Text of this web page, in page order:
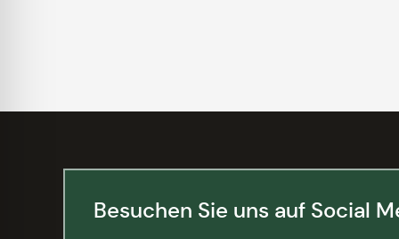
Besuchen Sie uns auf Social